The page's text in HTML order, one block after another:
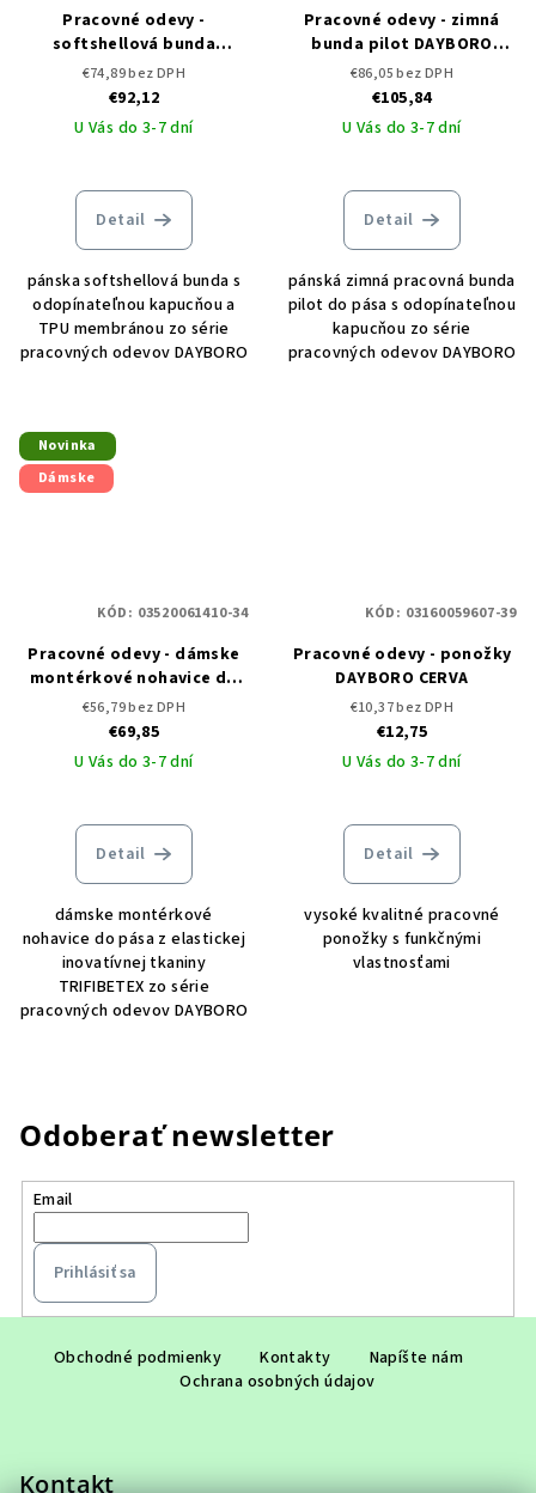
Pracovné odevy -
softshellová bunda
DAYBORO CERVA
€74,89 bez DPH
€92,12
U Vás do 3-7 dní
Detail
pánska softshellová bunda s
odopínateľnou kapucňou a
TPU membránou zo série
pracovných odevov DAYBORO
Pracovné odevy - zimná
bunda pilot DAYBORO
CERVA
€86,05 bez DPH
€105,84
U Vás do 3-7 dní
Detail
pánská zimná pracovná bunda
pilot do pása s odopínateľnou
kapucňou zo série
pracovných odevov DAYBORO
Novinka
Dámske
Pracovné odevy - dámske
montérkové nohavice do
pása DAYBORO CERVA
€56,79 bez DPH
€69,85
U Vás do 3-7 dní
Detail
dámske montérkové
nohavice do pása z elastickej
inovatívnej tkaniny
TRIFIBETEX zo série
pracovných odevov DAYBORO
KÓD: 03520061410-34
Pracovné odevy - ponožky
DAYBORO CERVA
€10,37 bez DPH
€12,75
U Vás do 3-7 dní
Detail
vysoké kvalitné pracovné
ponožky s funkčnými
vlastnosťami
KÓD: 03160059607-39
Odoberať newsletter
Email
Prihlásiť sa
Obchodné podmienky Kontakty
Napíšte nám
Ochrana osobných údajov
Kontakt